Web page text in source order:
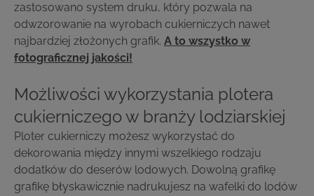
zastosowano system druku, który pozwala na
odwzorowanie na wyrobach cukierniczych nawet
najbardziej złożonych grafik. A to wszystko w
fotograficznej jakości!
Możliwości wykorzystania plotera
cukierniczego w branży lodziarskiej
Ploter cukierniczy możesz wykorzystać do
dekorowania między innymi wszelkiego rodzaju
dodatków do deserów lodowych. Dowolną grafikę
grafikę błyskawicznie nadrukujesz na wafelki do lodów